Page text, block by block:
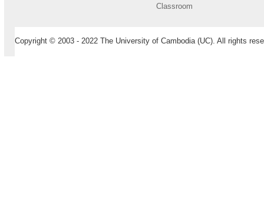
Classroom
Copyright © 2003 - 2022 The University of Cambodia (UC). All rights